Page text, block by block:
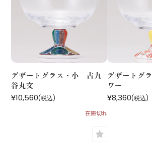
デザートグラス・小 古九
谷丸文
¥10,560(税込)
在庫切れ
デザートグ
ワー
¥8,360(税込)